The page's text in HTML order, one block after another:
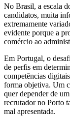
No Brasil, a escala
candidatos, muita
extremamente
evidente porque a
comércio ao
Em Portugal, o
de perfis em
competências
forma objetiva. Um
quer depender de
recrutador no Porto
mal apresentada.